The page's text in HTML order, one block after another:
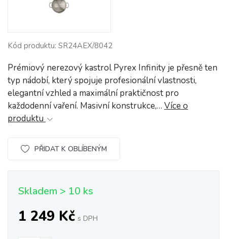
Kód produktu: SR24AEX/8042
Prémiový nerezový kastrol Pyrex Infinity je přesně ten
typ nádobí, který spojuje profesionální vlastnosti,
elegantní vzhled a maximální praktičnost pro
každodenní vaření. Masivní konstrukce,… Více o
produktu
PŘIDAT K OBLÍBENÝM
Skladem > 10 ks
1 249 Kč s DPH